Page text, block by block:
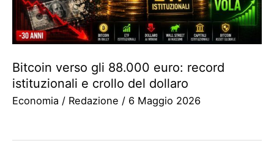
Bitcoin verso gli 88.000 euro: record
istituzionali e crollo del dollaro
Economia / Redazione / 6 Maggio 2026